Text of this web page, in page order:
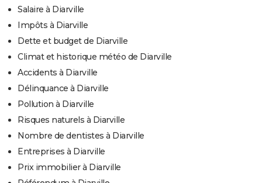
Salaire à Diarville
Impôts à Diarville
Dette et budget de Diarville
Climat et historique météo de Diarville
Accidents à Diarville
Délinquance à Diarville
Pollution à Diarville
Risques naturels à Diarville
Nombre de dentistes à Diarville
Entreprises à Diarville
Prix immobilier à Diarville